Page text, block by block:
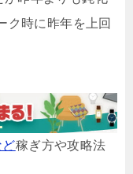
ク時に昨年を上回
稼ぎ方や攻略法